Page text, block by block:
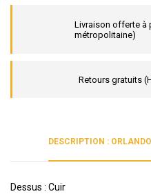
Livraison offerte à
métropolitaine)
Retours gratuits
DESCRIPTION :
Dessus : Cuir